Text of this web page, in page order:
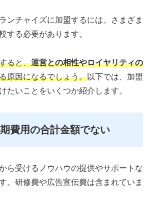
ンチャイズに加盟するには、さまざま
する必要があります。
ると、運営との相性やロイヤリティの
原因になるでしょう。以下では、加盟
たいことをいくつか紹介します。
費用の合計金額でない
ら受けるノウハウの提供やサポートな
。研修費や広告宣伝費は含まれていま